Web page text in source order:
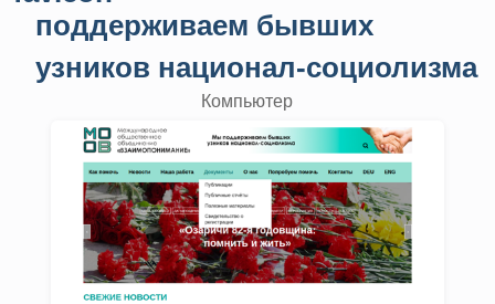
поддерживаем бывших
узников национал-социолизма
Компьютер